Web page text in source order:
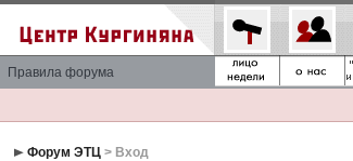
Правила форума
Форум ЭТЦ > Вход